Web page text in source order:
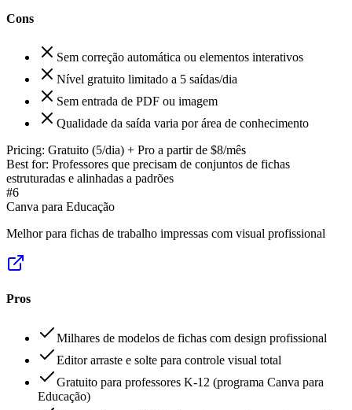
Cons
Sem correção automática ou elementos interativos
Nível gratuito limitado a 5 saídas/dia
Sem entrada de PDF ou imagem
Qualidade da saída varia por área de conhecimento
Pricing: Gratuito (5/dia) + Pro a partir de $8/mês
Best for: Professores que precisam de conjuntos de fichas
estruturadas e alinhadas a padrões
#6
Canva para Educação
Melhor para fichas de trabalho impressas com visual profissional
Pros
Milhares de modelos de fichas com design profissional
Editor arraste e solte para controle visual total
Gratuito para professores K-12 (programa Canva para
Educação)